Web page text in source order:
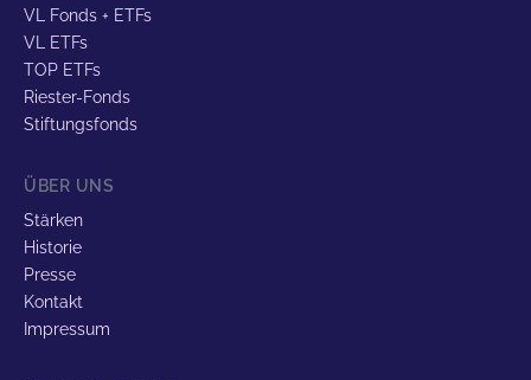
VL Fonds + ETFs
VL ETFs
TOP ETFs
Riester-Fonds
Stiftungsfonds
ÜBER UNS
Stärken
Historie
Presse
Kontakt
Impressum